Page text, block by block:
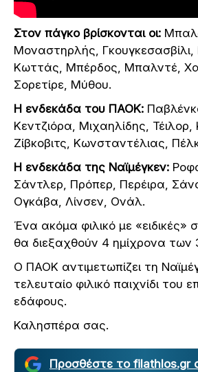
Στον πάγκο βρίσκονται οι:
Μοναστηρλής,
Κωττάς, Μπέρδος, Μπαλντέ,
Σορετίρε, Μύθου.
Η ενδεκάδα του ΠΑΟΚ:
Κεντζιόρα, Μιχαηλίδης,
Ζίβκοβιτς, Κωνσταντέλιας,
Η ενδεκάδα της Ναϊμέγκεν:
Σάντλερ, Πρόπερ, Περέιρα,
Ογκάβα, Λίνσεν, Ονάλ.
Ένα ακόμα φιλικό με «ειδικές»
θα διεξαχθούν 4 ημίχρονα των
Ο ΠΑΟΚ αντιμετωπίζει τη
τελευταίο φιλικό παιχνίδι του
εδάφους.
Καλησπέρα σας.
Προσθέστε το filathlos.gr